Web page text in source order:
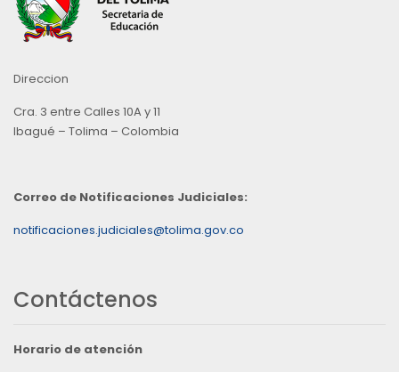
Direccion
Cra. 3 entre Calles 10A y 11
Ibagué – Tolima – Colombia
Correo de Notificaciones Judiciales:
notificaciones.judiciales@tolima.gov.co
Contáctenos
Horario de atención